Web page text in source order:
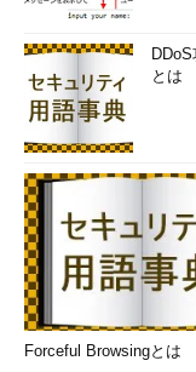
とは
Forceful Browsingとは